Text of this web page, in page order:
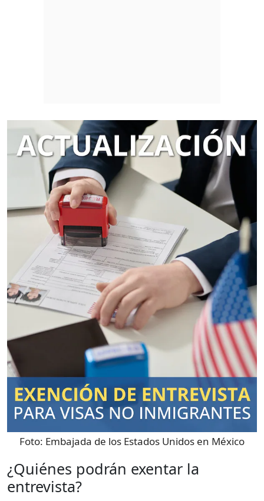
Foto: Embajada de los Estados Unidos en México
¿Quiénes podrán exentar la
entrevista?